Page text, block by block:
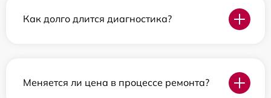
Как долго длится диагностика?
Меняется ли цена в процессе ремонта?